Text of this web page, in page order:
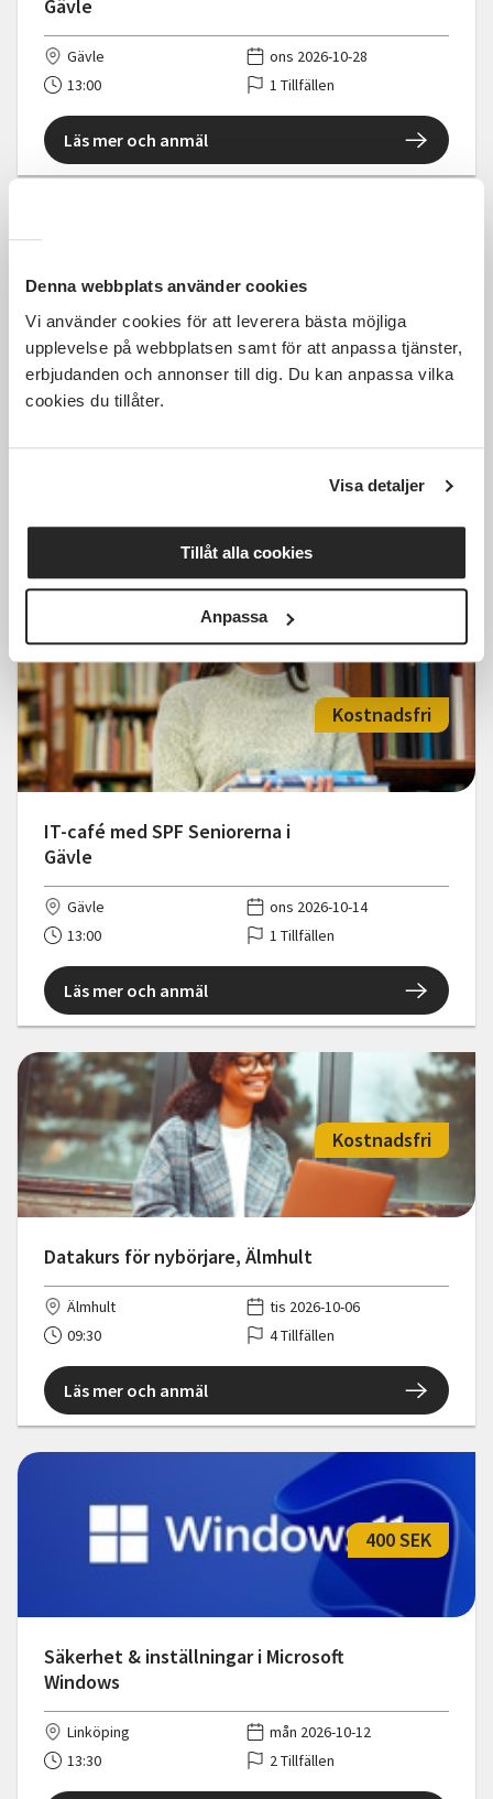
Denna webbplats använder cookies
Vi använder cookies för att leverera bästa möjliga
upplevelse på webbplatsen samt för att anpassa tjänster,
erbjudanden och annonser till dig. Du kan anpassa vilka
cookies du tillåter.
Visa detaljer
Tillåt alla cookies
Anpassa
Gävle
Gävle
ons 2026-10-28
13:00
1 Tillfällen
Läs mer och anmäl
IT-café med SPF Seniorerna i
ons 2026-09-30
Läs mer och anmäl
IT-café med SPF Seniorerna i
Gävle
Kostnadsfri
Gävle
ons 2026-10-14
13:00
1 Tillfällen
Läs mer och anmäl
Datakurs för nybörjare, Älmhult
Kostnadsfri
Älmhult
tis 2026-10-06
09:30
4 Tillfällen
Läs mer och anmäl
Säkerhet & inställningar i Microsoft
Windows
400 SEK
Linköping
mån 2026-10-12
13:30
2 Tillfällen